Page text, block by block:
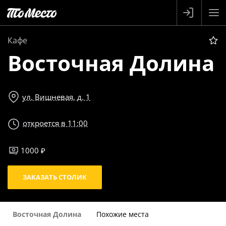
Кафе
Восточная Долина
ул. Вишневая, д. 1
откроется в 11:00
1000 ₽
ЗАКАЗАТЬ СТОЛИК
Восточная Долина Похожие места